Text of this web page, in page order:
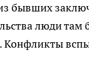
бывших
люди там